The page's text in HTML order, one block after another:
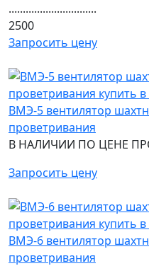
...............................
2500
Запросить цену
ВМЭ-5 вентилятор
проветривания
В НАЛИЧИИ ПО ЦЕНЕ
Запросить цену
ВМЭ-6 вентилятор
проветривания